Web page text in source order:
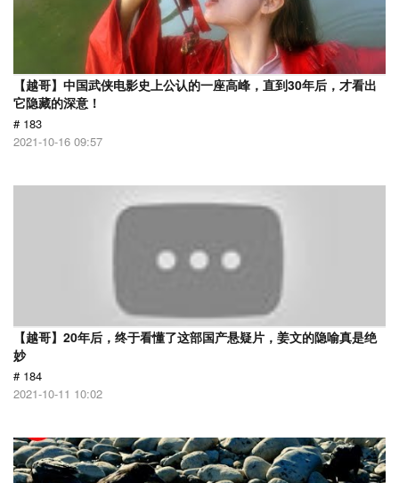
【越哥】中国武侠电影史上公认的一座高峰，直到30年后，才看出
它隐藏的深意！
# 183
2021-10-16 09:57
【越哥】20年后，终于看懂了这部国产悬疑片，姜文的隐喻真是绝
妙
# 184
2021-10-11 10:02